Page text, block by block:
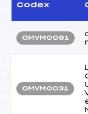
Codex
OMVM0061
OMVM0031